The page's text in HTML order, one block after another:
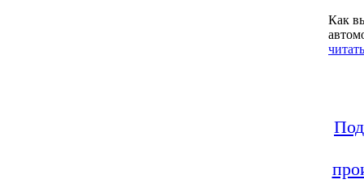
Как